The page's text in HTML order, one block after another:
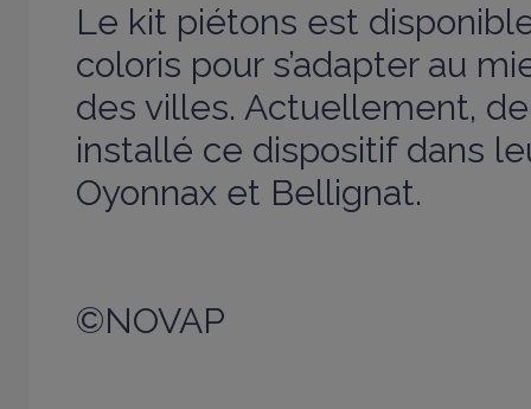
Le kit piétons est
coloris pour s’adapter au
des villes. Actuellement,
installé ce dispositif dans
Oyonnax et Bellignat.
©NOVAP